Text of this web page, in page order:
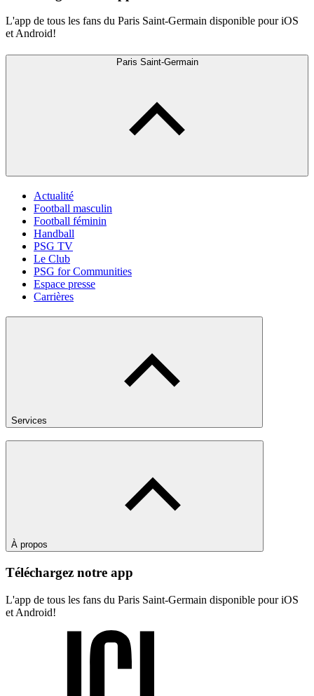
L'app de tous les fans du Paris Saint-Germain disponible pour iOS
et Android!
Paris Saint-Germain
Actualité
Football masculin
Football féminin
Handball
PSG TV
Le Club
PSG for Communities
Espace presse
Carrières
Services
À propos
Téléchargez notre app
L'app de tous les fans du Paris Saint-Germain disponible pour iOS
et Android!